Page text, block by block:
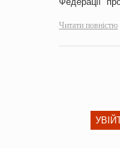
Читати повністю